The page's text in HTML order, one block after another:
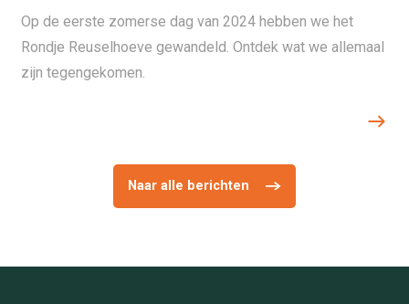
Op de eerste zomerse dag van 2024 hebben we het
Rondje Reuselhoeve gewandeld. Ontdek wat we allemaal
zijn tegengekomen.
Naar alle berichten